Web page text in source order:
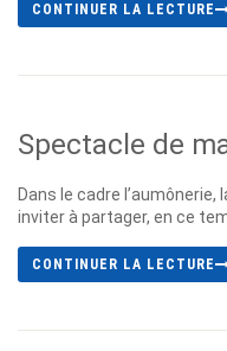
CONTINUER LA LECTURE
Spectacle de
Dans le cadre
inviter à partager, en ce
CONTINUER LA LECTURE